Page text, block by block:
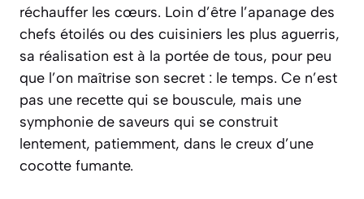
réchauffer les cœurs. Loin d’être l’apanage des
chefs étoilés ou des cuisiniers les plus aguerris,
sa réalisation est à la portée de tous, pour peu
que l’on maîtrise son secret : le temps. Ce n’est
pas une recette qui se bouscule, mais une
symphonie de saveurs qui se construit
lentement, patiemment, dans le creux d’une
cocotte fumante.